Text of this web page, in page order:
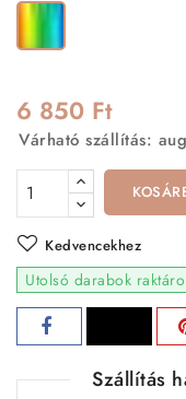
Többszínű
6 850 Ft
Várható szállítás:
Kedvencekhez
Utolsó darabok
Szállítás